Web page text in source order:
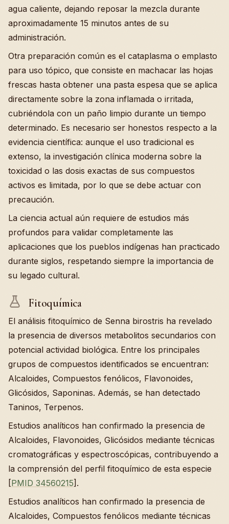
agua caliente, dejando reposar la mezcla durante
aproximadamente 15 minutos antes de su
administración.
Otra preparación común es el cataplasma o emplasto
para uso tópico, que consiste en machacar las hojas
frescas hasta obtener una pasta espesa que se aplica
directamente sobre la zona inflamada o irritada,
cubriéndola con un paño limpio durante un tiempo
determinado. Es necesario ser honestos respecto a la
evidencia científica: aunque el uso tradicional es
extenso, la investigación clínica moderna sobre la
toxicidad o las dosis exactas de sus compuestos
activos es limitada, por lo que se debe actuar con
precaución.
La ciencia actual aún requiere de estudios más
profundos para validar completamente las
aplicaciones que los pueblos indígenas han practicado
durante siglos, respetando siempre la importancia de
su legado cultural.
Fitoquímica
El análisis fitoquímico de Senna birostris ha revelado
la presencia de diversos metabolitos secundarios con
potencial actividad biológica. Entre los principales
grupos de compuestos identificados se encuentran:
Alcaloides, Compuestos fenólicos, Flavonoides,
Glicósidos, Saponinas. Además, se han detectado
Taninos, Terpenos.
Estudios analíticos han confirmado la presencia de
Alcaloides, Flavonoides, Glicósidos mediante técnicas
cromatográficas y espectroscópicas, contribuyendo a
la comprensión del perfil fitoquímico de esta especie
[PMID 34560215].
Estudios analíticos han confirmado la presencia de
Alcaloides, Compuestos fenólicos mediante técnicas